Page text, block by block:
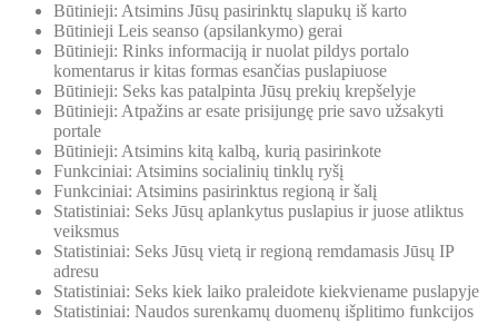
Būtinieji: Atsimins Jūsų pasirinktų slapukų iš karto
Būtinieji Leis seanso (apsilankymo) gerai
Būtinieji: Rinks informaciją ir nuolat pildys portalo
komentarus ir kitas formas esančias puslapiuose
Būtinieji: Seks kas patalpinta Jūsų prekių krepšelyje
Būtinieji: Atpažins ar esate prisijungę prie savo užsakyti
portale
Būtinieji: Atsimins kitą kalbą, kurią pasirinkote
Funkciniai: Atsimins socialinių tinklų ryšį
Funkciniai: Atsimins pasirinktus regioną ir šalį
Statistiniai: Seks Jūsų aplankytus puslapius ir juose atliktus
veiksmus
Statistiniai: Seks Jūsų vietą ir regioną remdamasis Jūsų IP
adresu
Statistiniai: Seks kiek laiko praleidote kiekviename puslapyje
Statistiniai: Naudos surenkamų duomenų išplitimo funkcijos